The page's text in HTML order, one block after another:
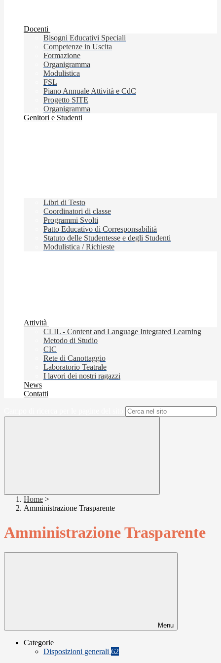
Docenti
Bisogni Educativi Speciali
Competenze in Uscita
Formazione
Organigramma
Modulistica
FSL
Piano Annuale Attività e CdC
Progetto SITE
Organigramma
Genitori e Studenti
Libri di Testo
Coordinatori di classe
Programmi Svolti
Patto Educativo di Corresponsabilità
Statuto delle Studentesse e degli Studenti
Modulistica / Richieste
Attività
CLIL - Content and Language Integrated Learning
Metodo di Studio
CIC
Rete di Canottaggio
Laboratorio Teatrale
I lavori dei nostri ragazzi
News
Contatti
Home >
Amministrazione Trasparente
Amministrazione Trasparente
Menu
Categorie
Disposizioni generali 62